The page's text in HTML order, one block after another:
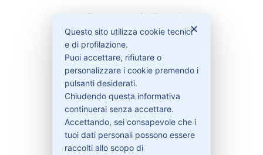
Bisogno di aiuto?
Contattaci
Garanzie
Contatti
✕
Questo sito utilizza cookie tecnici
e di profilazione.
Puoi accettare, rifiutare o
personalizzare i cookie premendo i
pulsanti desiderati.
Chiudendo questa informativa
continuerai senza accettare.
Accettando, sei consapevole che i
tuoi dati personali possono essere
raccolti allo scopo di